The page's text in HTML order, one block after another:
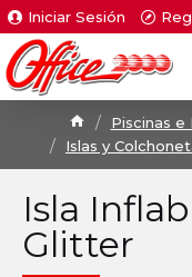
Iniciar Sesión
Piscinas e
Islas y
Isla
Glitter